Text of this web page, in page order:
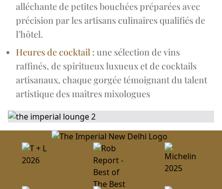
alléchante de petites bouchées préparées avec
précision par les artisans culinaires qualifiés de
l’hôtel.
Heures de cocktail : une sélection de vins
raffinés, de spiritueux luxueux et de cocktails
artisanaux, chaque gorgée témoignant du talent
artistique des maîtres mixologues